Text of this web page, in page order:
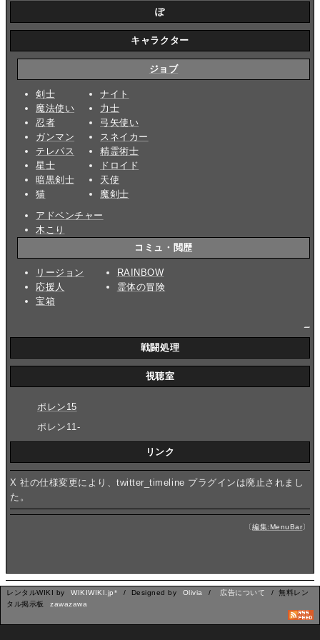
ぽ
キャラクター
ジョブ
剣士
魔法使い
忍者
ガンマン
テレパス
星士
暗黒剣士
猫
ナイト
力士
弓矢使い
スネイカー
精霊術士
ドロイド
天使
魔剣士
アドベンチャー
木こり
コミュ・閲歴
リージョン
応援人
宝箱
RAINBOW
霊体の冒険
戦闘処理
視聴室
ポレン15
ポレン11-
リンク
X 社の仕様変更により、twitter_timeline プラグインは廃止されまし
た。
〔編集:MenuBar
レンタルWIKI by WIKIWIKI.jp* / Designed by Olivia / 広告について
/ 無料レン
タル掲示板
zawazawa